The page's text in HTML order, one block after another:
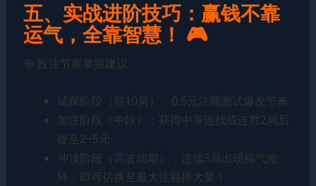
五、实战进阶技巧：赢钱不靠
运气，全靠智慧！ 🎮
🎯 投注节奏掌握建议：
试探阶段（前10局）：0.5元注额测试爆发节奏
加注阶段（中段）：获得中等连线或连胜2局后
提至2~5元
冲顶阶段（高波动期）：连续3局出现福气光
环，即可切换至最大注额搏大奖！